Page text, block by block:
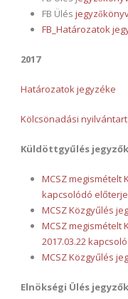
FB Ülés
FB_Határozatok
2017
Határozatok jegyzéke
Kölcsönadási
Küldöttgyűlés
MCSZ megismételt
kapcsolódó
MCSZ Közgyűlés
MCSZ megismételt
2017.03.22
MCSZ Közgyűlés
Elnökségi Ülés